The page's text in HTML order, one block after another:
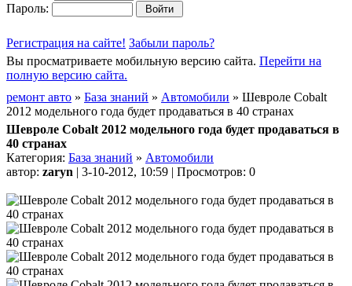
Пароль:
Регистрация на сайте! Забыли пароль?
Вы просматриваете мобильную версию сайта. Перейти на
полную версию сайта.
ремонт авто » База знаний » Автомобили » Шевроле Cobalt
2012 модельного года будет продаваться в 40 странах
Шевроле Cobalt 2012 модельного года будет продаваться в
40 странах
Категория: База знаний » Автомобили
автор: zaryn | 3-10-2012, 10:59 | Просмотров: 0